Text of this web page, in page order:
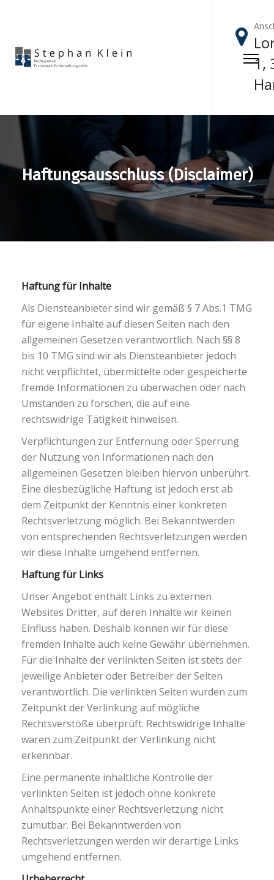
1,
Haftungsausschluss (Disclaimer)
Haftung für Inhalte
Als Diensteanbieter sind wir gemäß § 7 Abs.1 TMG
für eigene Inhalte auf diesen Seiten nach den
allgemeinen Gesetzen verantwortlich. Nach §§ 8
bis 10 TMG sind wir als Diensteanbieter jedoch
nicht verpflichtet, übermittelte oder gespeicherte
fremde Informationen zu überwachen oder nach
Umständen zu forschen, die auf eine
rechtswidrige Tätigkeit hinweisen.
Verpflichtungen zur Entfernung oder Sperrung
der Nutzung von Informationen nach den
allgemeinen Gesetzen bleiben hiervon unberührt.
Eine diesbezügliche Haftung ist jedoch erst ab
dem Zeitpunkt der Kenntnis einer konkreten
Rechtsverletzung möglich. Bei Bekanntwerden
von entsprechenden Rechtsverletzungen werden
wir diese Inhalte umgehend entfernen.
Haftung für Links
Unser Angebot enthält Links zu externen
Websites Dritter, auf deren Inhalte wir keinen
Einfluss haben. Deshalb können wir für diese
fremden Inhalte auch keine Gewähr übernehmen.
Für die Inhalte der verlinkten Seiten ist stets der
jeweilige Anbieter oder Betreiber der Seiten
verantwortlich. Die verlinkten Seiten wurden zum
Zeitpunkt der Verlinkung auf mögliche
Rechtsverstöße überprüft. Rechtswidrige Inhalte
waren zum Zeitpunkt der Verlinkung nicht
erkennbar.
Eine permanente inhaltliche Kontrolle der
verlinkten Seiten ist jedoch ohne konkrete
Anhaltspunkte einer Rechtsverletzung nicht
zumutbar. Bei Bekanntwerden von
Rechtsverletzungen werden wir derartige Links
umgehend entfernen.